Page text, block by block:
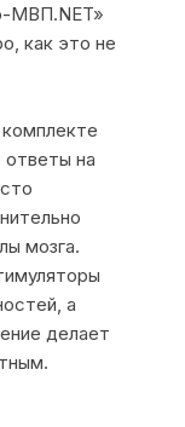
МВП.NET»
как это не
на
мозга.
а
делает